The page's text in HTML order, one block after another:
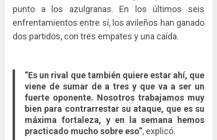
punto a los azulgranas. En los últimos seis
enfrentamientos entre sí, los avileños han ganado
dos partidos, con tres empates y una caída.
“Es un rival que también quiere estar ahí, que
viene de sumar de a tres y que va a ser un
fuerte oponente. Nosotros trabajamos muy
bien para contrarrestar su ataque, que es su
máxima fortaleza, y en la semana hemos
practicado mucho sobre eso”, explicó.